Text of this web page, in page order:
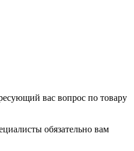
вас вопрос по товару
обязательно вам